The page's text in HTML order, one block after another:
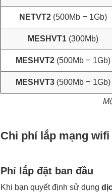
NETVT2 (500Mb – 1Gb)
MESHVT1 (300Mb)
MESHVT2 (500Mb – 1Gb)
MESHVT3 (500Mb – 1Gb)
Chi phí lắp mạng
Phí lắp đặt ban đầu
Khi bạn quyết định sử dụng